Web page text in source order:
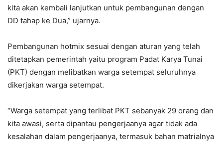
kita akan kembali lanjutkan untuk pembangunan dengan
DD tahap ke Dua,” ujarnya.
Pembangunan hotmix sesuai dengan aturan yang telah
ditetapkan pemerintah yaitu program Padat Karya Tunai
(PKT) dengan melibatkan warga setempat seluruhnya
dikerjakan warga setempat.
“Warga setempat yang terlibat PKT sebanyak 29 orang dan
kita awasi, serta dipantau pengerjaanya agar tidak ada
kesalahan dalam pengerjaanya, termasuk bahan matrialnya